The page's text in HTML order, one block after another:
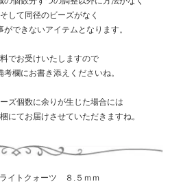
して同径のビーズがなく
できないアイテムとなります。
でお受けいたしますので
欄にお書き添えくださいね。
ズ個数に余りが生じた場合には
にてお届けさせていただきますね。
イトクォーツ ８.５ｍｍ